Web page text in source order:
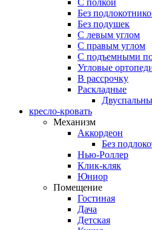
С полкой
Без
Без подушек
C левым углом
C правым углом
С подъемными
Угловые
В рассрочку
Раскладные
кресло-кровать
Механизм
Аккордеон
Без
Нью-Роллер
Клик-кляк
Юниор
Помещение
Гостиная
Дача
Детская